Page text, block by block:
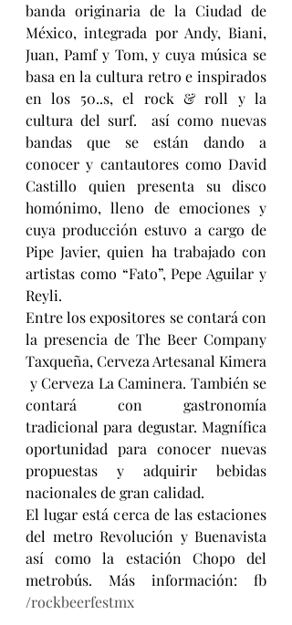
banda originaria de la Ciudad de
México, integrada por Andy, Biani,
Juan, Pamf y Tom, y cuya música se
basa en la cultura retro e inspirados
en los 50..s, el rock & roll y la
cultura del surf.  así como nuevas
bandas que se están dando a
conocer y cantautores como David
Castillo quien presenta su disco
homónimo, lleno de emociones y
cuya producción estuvo a cargo de
Pipe Javier, quien ha trabajado con
artistas como “Fato”, Pepe Aguilar y
Reyli.
Entre los expositores se contará con
la presencia de The Beer Company
Taxqueña, Cerveza Artesanal Kimera
y Cerveza La Caminera. También se
contará con gastronomía
tradicional para degustar. Magnífica
oportunidad para conocer nuevas
propuestas y adquirir bebidas
nacionales de gran calidad.
El lugar está cerca de las estaciones
del metro Revolución y Buenavista
así como la estación Chopo del
metrobús. Más información: fb
/rockbeerfestmx